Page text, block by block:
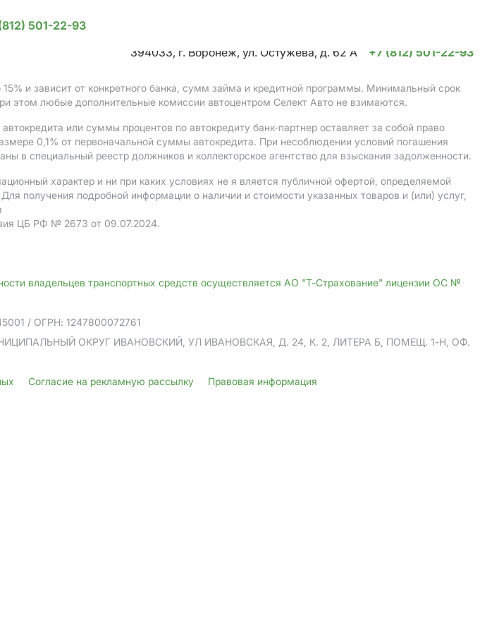
501-22-93
394033, г. Воронеж, ул. Остужева, д. 62 А
+7 (812) 501-22-93
15% и зависит от конкретного банка, сумм займа и кредитной программы. Минимальный срок
этом любые дополнительные комиссии автоцентром Селект Авто не взимаются.
или суммы процентов по автокредиту банк-партнер оставляет за собой право
0,1% от первоначальной суммы автокредита. При несоблюдении условий погашения
в специальный реестр должников и коллекторское агентство для взыскания задолженности.
характер и ни при каких условиях не я вляется публичной офертой, определяемой
получения подробной информации о наличии и стоимости указанных товаров и (или) услуг,
ЦБ РФ № 2673 от 09.07.2024.
владельцев транспортных средств осуществляется АО "Т-Страхование" лицензии ОС №
/ ОГРН: 1247800072761
ОКРУГ ИВАНОВСКИЙ, УЛ ИВАНОВСКАЯ, Д. 24, К. 2, ЛИТЕРА Б, ПОМЕЩ. 1-Н, ОФ.
Согласие на рекламную рассылку Правовая информация